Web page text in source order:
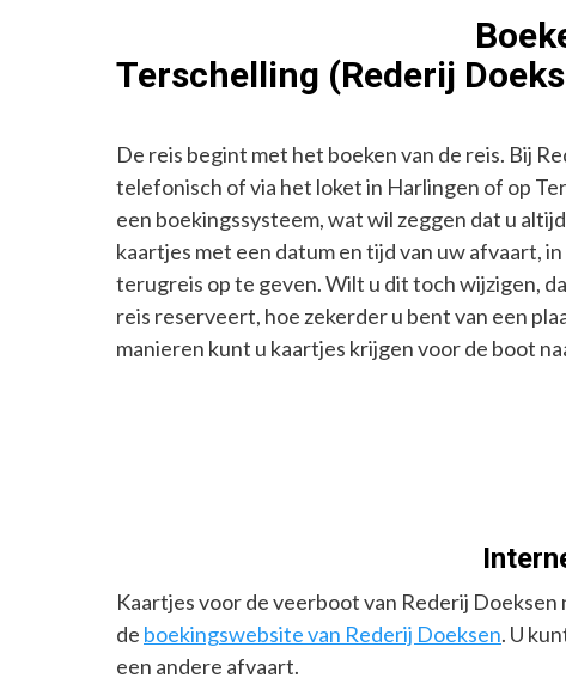
Terschelling (Rederij
De reis begint met het boeken van de reis. Bij
telefonisch of via het loket in Harlingen of op
een boekingssysteem, wat wil zeggen dat u
kaartjes met een datum en tijd van uw afvaart,
terugreis op te geven. Wilt u dit toch wijzigen,
reis reserveert, hoe zekerder u bent van een
manieren kunt u kaartjes krijgen voor de boot
Kaartjes voor de veerboot van Rederij
de boekingswebsite van Rederij Doeksen. U
een andere afvaart.